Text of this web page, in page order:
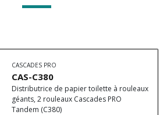
CASCADES PRO
CAS-C380
Distributrice de papier toilette à rouleaux
géants, 2 rouleaux Cascades PRO
Tandem (C380)